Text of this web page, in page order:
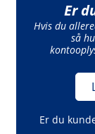
Er
Hvis du
så
Er du